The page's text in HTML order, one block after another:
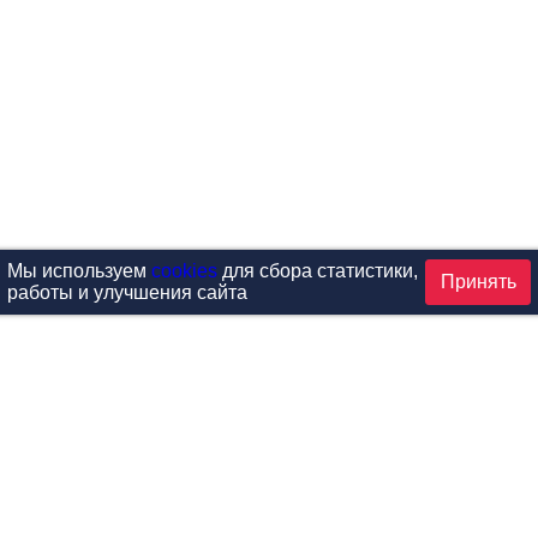
Мы используем cookiesдля сбора статистики,
работы и улучшения сайта
Принять